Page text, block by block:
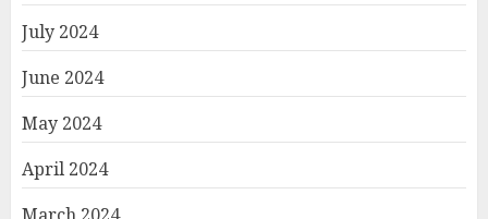
July 2024
June 2024
May 2024
April 2024